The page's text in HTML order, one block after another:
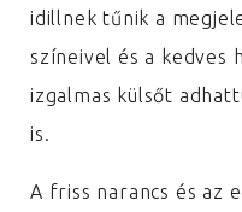
idillnek tűnik a
színeivel és a kedves
izgalmas külsőt
is.
A friss narancs és az